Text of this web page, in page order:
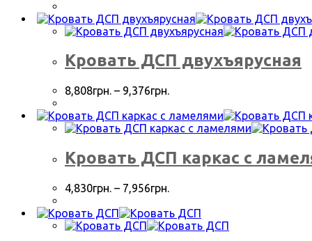
Кровать ДСП двухъярусная
8,808грн. – 9,376грн.
Кровать ДСП каркас с
4,830грн. – 7,956грн.